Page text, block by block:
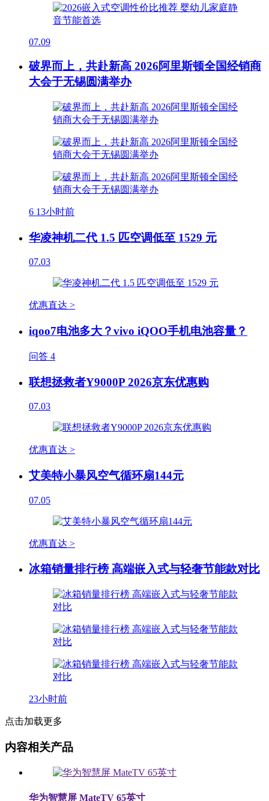
07.09
破界而上，共赴新高 2026阿里斯顿全国经销商
大会于无锡圆满举办
6 13小时前
华凌神机二代 1.5 匹空调低至 1529 元
07.03
优惠直达 >
iqoo7电池多大？vivo iQOO手机电池容量？
问答 4
联想拯救者Y9000P 2026京东优惠购
07.03
优惠直达 >
艾美特小暴风空气循环扇144元
07.05
优惠直达 >
冰箱销量排行榜 高端嵌入式与轻奢节能款对比
23小时前
点击加载更多
内容相关产品
华为智慧屏 MateTV 65英寸